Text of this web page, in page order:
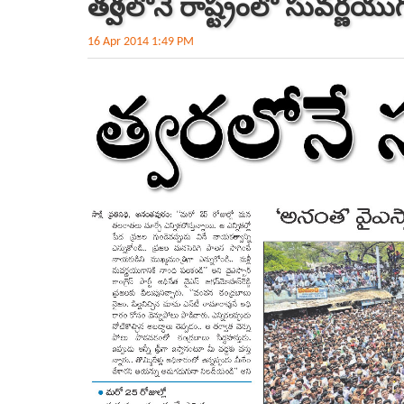
త్వరలోనే రాష్ట్రంలో
16 Apr 2014 1:49 PM